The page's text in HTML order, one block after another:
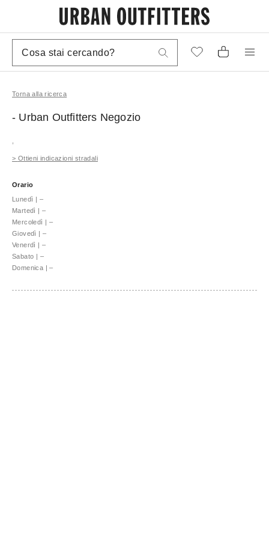
Torna alla ricerca
- Urban Outfitters Negozio
> Ottieni indicazioni stradali
Orario
Lunedì | –
Martedì | –
Mercoledì | –
Giovedì | –
Venerdì | –
Sabato | –
Domenica | –